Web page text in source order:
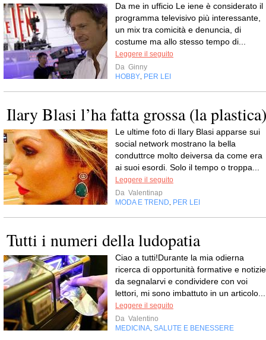
Da me in ufficio Le iene è considerato il
programma televisivo più interessante,
un mix tra comicità e denuncia, di
costume ma allo stesso tempo di...
Leggere il seguito
Da Ginny
HOBBY PER LEI
Ilary Blasi l’ha fatta grossa (la plastica)
Le ultime foto di Ilary Blasi apparse sui
social network mostrano la bella
conduttrce molto deiversa da come era
ai suoi esordi. Solo il tempo o troppa...
Leggere il seguito
Da Valentinap
MODA E TREND
PER LEI
Tutti i numeri della ludopatia
Ciao a tutti!Durante la mia odierna
ricerca di opportunità formative e notizie
da segnalarvi e condividere con voi
lettori, mi sono imbattuto in un articolo...
Leggere il seguito
Da Valentino
MEDICINA SALUTE E BENESSERE